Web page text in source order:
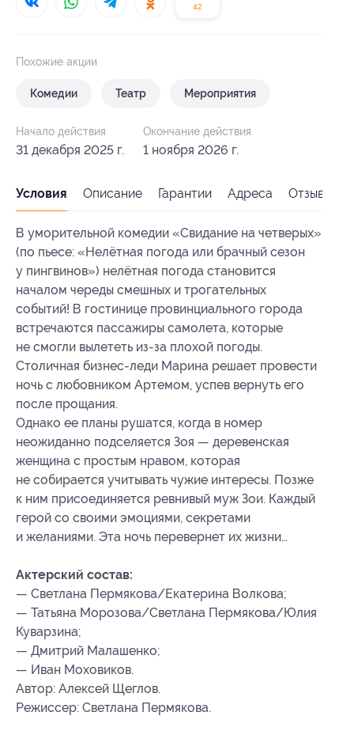
42
Похожие акции
Комедии Театр Мероприятия
Начало действия
31 декабря 2025 г.
Окончание действия
1 ноября 2026 г.
Условия Описание Гарантии Адреса Отзывы
В уморительной комедии «Свидание на четверых»
(по пьесе: «Нелётная погода или брачный сезон
у пингвинов») нелётная погода становится
началом череды смешных и трогательных
событий! В гостинице провинциального города
встречаются пассажиры самолета, которые
не смогли вылететь из-за плохой погоды.
Столичная бизнес-леди Марина решает провести
ночь с любовником Артемом, успев вернуть его
после прощания.
Однако ее планы рушатся, когда в номер
неожиданно подселяется Зоя — деревенская
женщина с простым нравом, которая
не собирается учитывать чужие интересы. Позже
к ним присоединяется ревнивый муж Зои. Каждый
герой со своими эмоциями, секретами
и желаниями. Эта ночь перевернет их жизни…
Актерский состав:
— Светлана Пермякова/Екатерина Волкова;
— Татьяна Морозова/Светлана Пермякова/Юлия
Куварзина;
— Дмитрий Малашенко;
— Иван Моховиков.
Автор: Алексей Щеглов.
Режиссер: Светлана Пермякова.